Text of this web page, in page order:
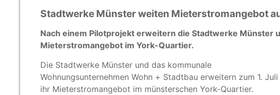
Stadtwerke Münster weiten Mieterstromangebot
Nach einem Pilotprojekt erweitern die Stadtwerke Münster
Mieterstromangebot im York-Quartier.
Die Stadtwerke Münster und das kommunale
Wohnungsunternehmen Wohn + Stadtbau erweitern zum 1. Juli
ihr Mieterstromangebot im münsterschen York-Quartier.